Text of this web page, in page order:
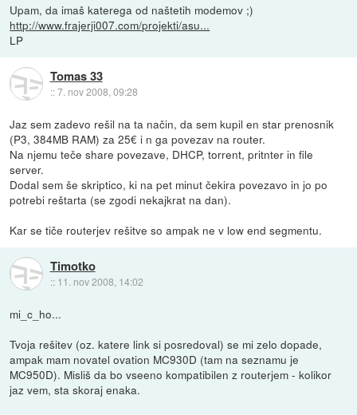
Upam, da imaš katerega od naštetih modemov ;)
http://www.frajerji007.com/projekti/asu...
LP
Tomas 33
::7. nov 2008, 09:28
Jaz sem zadevo rešil na ta način, da sem kupil en star prenosnik
(P3, 384MB RAM) za 25€ i n ga povezav na router.
Na njemu teče share povezave, DHCP, torrent, pritnter in file
server.
Dodal sem še skriptico, ki na pet minut čekira povezavo in jo po
potrebi reštarta (se zgodi nekajkrat na dan).
Kar se tiče routerjev rešitve so ampak ne v low end segmentu.
Timotko
:: 11. nov 2008, 14:02
mi_c_ho...
Tvoja rešitev (oz. katere link si posredoval) se mi zelo dopade,
ampak mam novatel ovation MC930D (tam na seznamu je
MC950D). Misliš da bo vseeno kompatibilen z routerjem - kolikor
jaz vem, sta skoraj enaka.